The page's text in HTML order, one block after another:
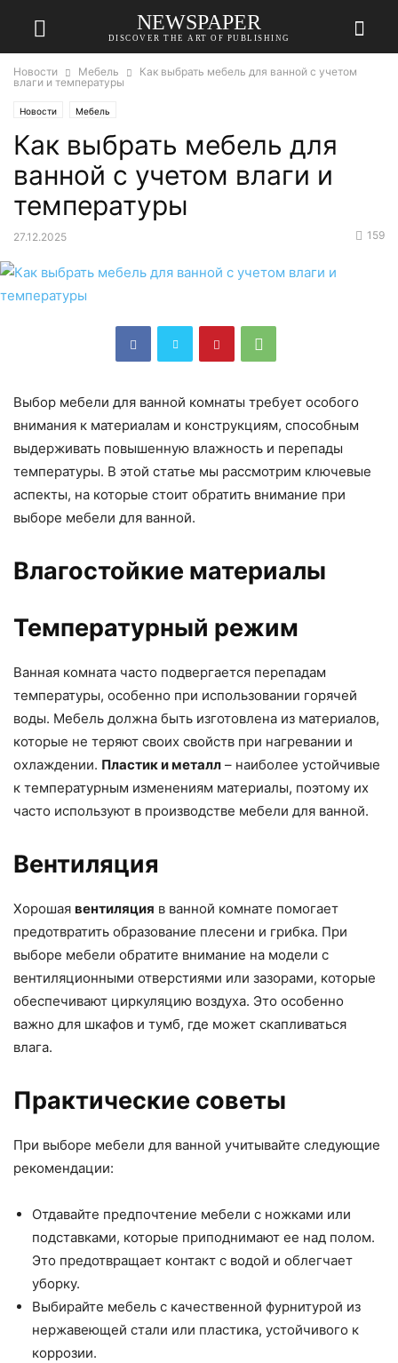
NEWSPAPER
DISCOVER THE ART OF PUBLISHING
Новости Мебель
Как выбрать мебель для ванной с учетом
влаги и температуры
Новости Мебель
Как выбрать мебель для
ванной с учетом влаги и
температуры
27.12.2025 159
Выбор мебели для ванной комнаты требует особого
внимания к материалам и конструкциям, способным
выдерживать повышенную влажность и перепады
температуры. В этой статье мы рассмотрим ключевые
аспекты, на которые стоит обратить внимание при
выборе мебели для ванной.
Влагостойкие материалы
Температурный режим
Ванная комната часто подвергается перепадам
температуры, особенно при использовании горячей
воды. Мебель должна быть изготовлена из материалов,
которые не теряют своих свойств при нагревании и
охлаждении. Пластик и металл – наиболее устойчивые
к температурным изменениям материалы, поэтому их
часто используют в производстве мебели для ванной.
Вентиляция
Хорошая вентиляция в ванной комнате помогает
предотвратить образование плесени и грибка. При
выборе мебели обратите внимание на модели с
вентиляционными отверстиями или зазорами, которые
обеспечивают циркуляцию воздуха. Это особенно
важно для шкафов и тумб, где может скапливаться
влага.
Практические советы
При выборе мебели для ванной учитывайте следующие
рекомендации:
Отдавайте предпочтение мебели с ножками или
подставками, которые приподнимают ее над полом.
Это предотвращает контакт с водой и облегчает
уборку.
Выбирайте мебель с качественной фурнитурой из
нержавеющей стали или пластика, устойчивого к
коррозии.